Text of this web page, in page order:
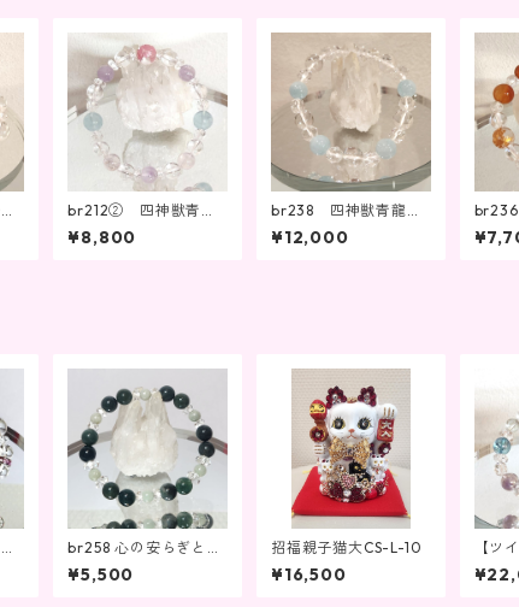
br212② 四神獣青龍
水晶ピンク彫・ラベン
ダーアメジスト・アク
¥8,800
br238 四神獣青龍水
晶で運気を高め、アク
アマリンで心を癒す
¥12,000
運を
br258 心の安らぎとエ
ネルギーのバランス
¥5,500
招福親子猫大CS-L-10
¥16,500
【ツ
サイ
194